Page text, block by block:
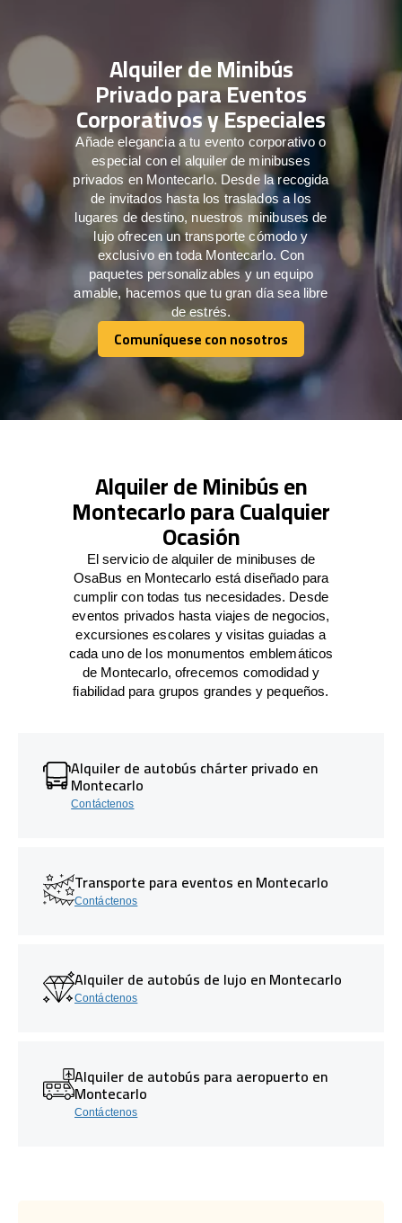
Alquiler de Minibús
Privado para Eventos
Corporativos y Especiales
Añade elegancia a tu evento corporativo o
especial con el alquiler de minibuses
privados en Montecarlo. Desde la recogida
de invitados hasta los traslados a los
lugares de destino, nuestros minibuses de
lujo ofrecen un transporte cómodo y
exclusivo en toda Montecarlo. Con
paquetes personalizables y un equipo
amable, hacemos que tu gran día sea libre
de estrés.
Comuníquese con nosotros
Comuníquese con nosotros
Alquiler de Minibús en
Montecarlo para Cualquier
Ocasión
El servicio de alquiler de minibuses de
OsaBus en Montecarlo está diseñado para
cumplir con todas tus necesidades. Desde
eventos privados hasta viajes de negocios,
excursiones escolares y visitas guiadas a
cada uno de los monumentos emblemáticos
de Montecarlo, ofrecemos comodidad y
fiabilidad para grupos grandes y pequeños.
Alquiler de autobús chárter privado en
Montecarlo
Contáctenos
Transporte para eventos en Montecarlo
Contáctenos
Alquiler de autobús de lujo en Montecarlo
Contáctenos
Alquiler de autobús para aeropuerto en
Montecarlo
Contáctenos